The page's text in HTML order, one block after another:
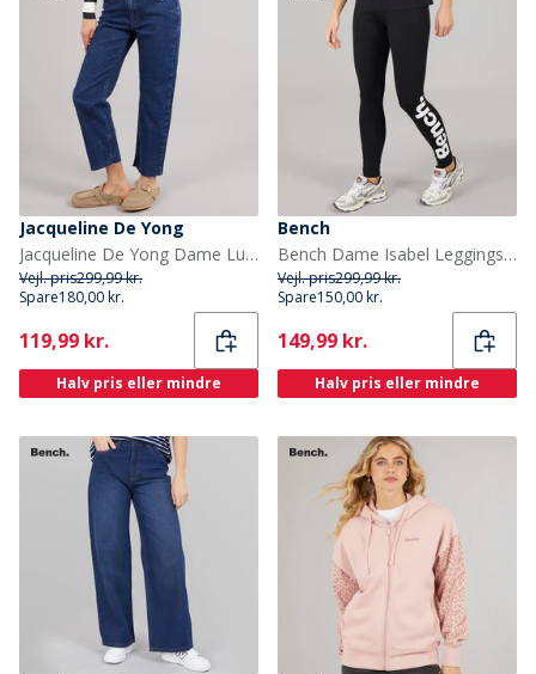
Jacqueline De Yong
Jacqueline De Yong Dame Lullu Lige Jeans Dark Blue Denim
Vejl. pris299,99 kr.
Spare180,00 kr.
Current
119,99 kr.
Halv pris eller mindre
Bench
Bench Dame Isabel Leggings Sort
Vejl. pris299,99 kr.
Spare150,00 kr.
Current
149,99 kr.
Halv pris eller mindre